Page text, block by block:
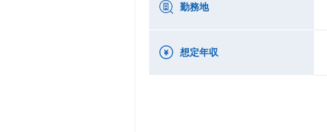
勤務地
想定年収